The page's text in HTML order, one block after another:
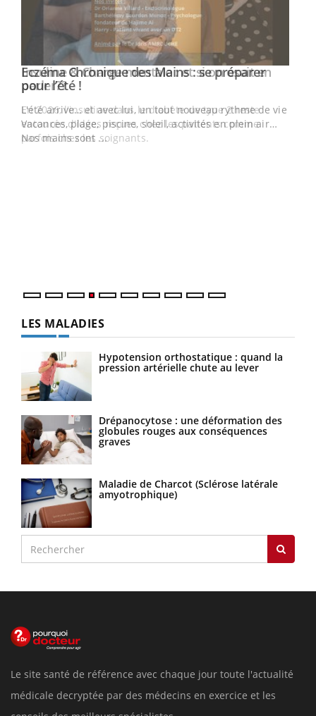
Youtube
Eczéma Chronique des Mains : se préparer
pour l’été !Youtube
L'été arrive… et avec lui, un tout nouveau rythme de vie !
Vacances, plage, piscine, soleil, activités en plein air…
Nos mains sont ...
LES MALADIES
Hypotension orthostatique : quand la
pression artérielle chute au lever
Drépanocytose : une déformation des
globules rouges aux conséquences
graves
Maladie de Charcot (Sclérose latérale
amyotrophique)
Le site santé de référence avec chaque jour toute l'actualité
médicale decryptée par des médecins en exercice et les